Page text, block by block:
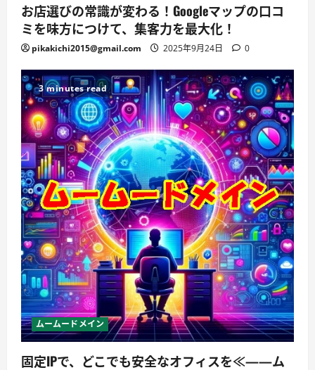
お店選びの常識が変わる！Googleマップの口コ
ミを味方につけて、集客力を最大化！
pikakichi2015@gmail.com 2025年9月24日 0
3 minutes read
ムームードメイン
固定IPで、どこでも安全なオフィスを≪——ム